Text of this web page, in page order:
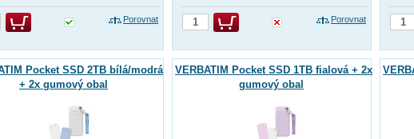
Porovnat Porovnat
Pocket SSD 2TB bílá/modrá
+ 2x gumový obal
VERBATIM Pocket SSD 1TB fialová + 2x
gumový obal